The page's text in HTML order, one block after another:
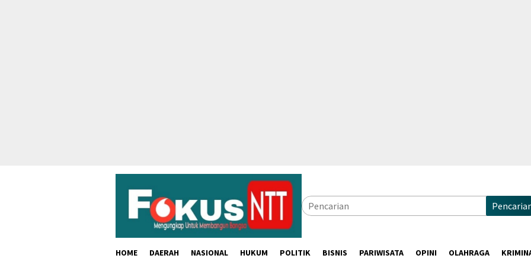
HOME DAERAH NASIONAL HUKUM POLITIK BISNIS PARIWISATA OPINI OLAHRAGA